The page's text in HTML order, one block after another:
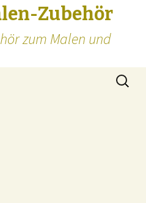
Zubehör
zum Malen und
Suchen
nach: